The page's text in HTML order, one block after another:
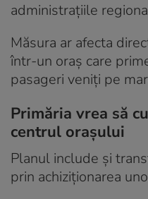
administrațiile
Măsura ar afecta
într-un oraș care
pasageri veniți pe
Primăria vrea să
centrul orașului
Planul include și
prin achiziționarea